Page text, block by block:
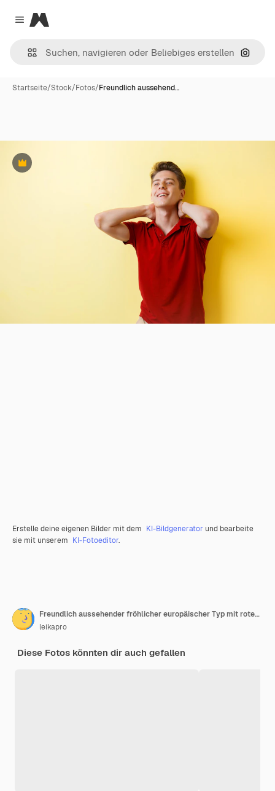
Close menu
Magnific
Nach
Startseite/Stock/Fotos/Freundlich aussehend…
Premium
Erstelle deine eigenen Bilder mit dem KI-Bildgenerator und bearbeite
sie mit unserem KI-Fotoeditor.
Freundlich aussehender fröhlicher europäischer Typ mit rotem Hemd lächelnd
leikapro
Diese Fotos könnten dir auch gefallen